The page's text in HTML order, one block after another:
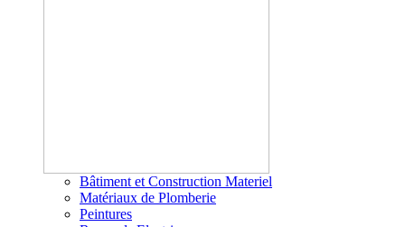
Bâtiment et Construction Materiel
Matériaux de Plomberie
Peintures